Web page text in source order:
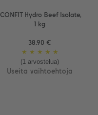
ICONFIT Hydro Beef Isolate,
1 kg
38.90 €
★ ★ ★ ★ ★
(1 arvostelua)
Useita vaihtoehtoja